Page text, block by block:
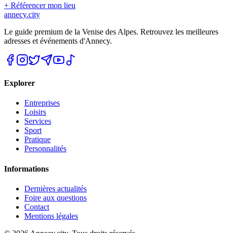
+ Référencer mon lieu
annecy.city
Le guide premium de la Venise des Alpes. Retrouvez les meilleures
adresses et événements d'Annecy.
Explorer
Entreprises
Loisirs
Services
Sport
Pratique
Personnalités
Informations
Dernières actualités
Foire aux questions
Contact
Mentions légales